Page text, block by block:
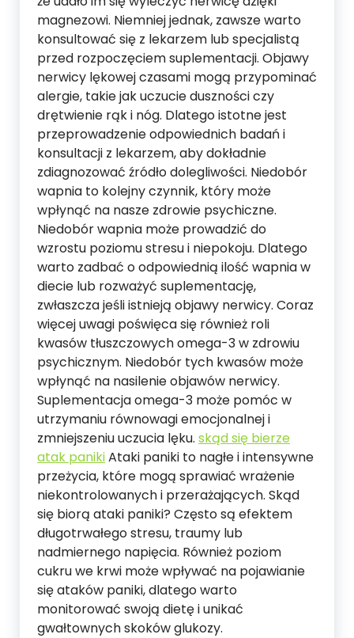
magnezowi. Niemniej jednak, zawsze warto
konsultować się z lekarzem lub specjalistą
przed rozpoczęciem suplementacji. Objawy
nerwicy lękowej czasami mogą przypominać
alergie, takie jak uczucie duszności czy
drętwienie rąk i nóg. Dlatego istotne jest
przeprowadzenie odpowiednich badań i
konsultacji z lekarzem, aby dokładnie
zdiagnozować źródło dolegliwości. Niedobór
wapnia to kolejny czynnik, który może
wpłynąć na nasze zdrowie psychiczne.
Niedobór wapnia może prowadzić do
wzrostu poziomu stresu i niepokoju. Dlatego
warto zadbać o odpowiednią ilość wapnia w
diecie lub rozważyć suplementację,
zwłaszcza jeśli istnieją objawy nerwicy. Coraz
więcej uwagi poświęca się również roli
kwasów tłuszczowych omega-3 w zdrowiu
psychicznym. Niedobór tych kwasów może
wpłynąć na nasilenie objawów nerwicy.
Suplementacja omega-3 może pomóc w
utrzymaniu równowagi emocjonalnej i
zmniejszeniu uczucia lęku. skąd się bierze
atak panikiAtaki paniki to nagłe i intensywne
przeżycia, które mogą sprawiać wrażenie
niekontrolowanych i przerażających. Skąd
się biorą ataki paniki? Często są efektem
długotrwałego stresu, traumy lub
nadmiernego napięcia. Również poziom
cukru we krwi może wpływać na pojawianie
się ataków paniki, dlatego warto
monitorować swoją dietę i unikać
gwałtownych skoków glukozy.